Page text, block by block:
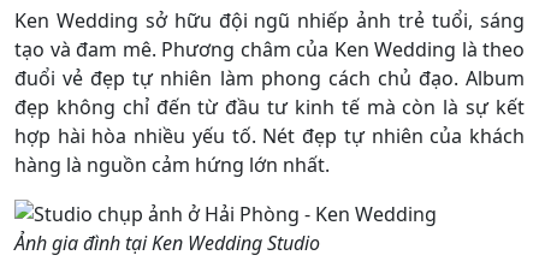
Ken Wedding sở hữu đội ngũ nhiếp ảnh trẻ tuổi, sáng
tạo và đam mê. Phương châm của Ken Wedding là theo
đuổi vẻ đẹp tự nhiên làm phong cách chủ đạo. Album
đẹp không chỉ đến từ đầu tư kinh tế mà còn là sự kết
hợp hài hòa nhiều yếu tố. Nét đẹp tự nhiên của khách
hàng là nguồn cảm hứng lớn nhất.
Ảnh gia đình tại Ken Wedding Studio